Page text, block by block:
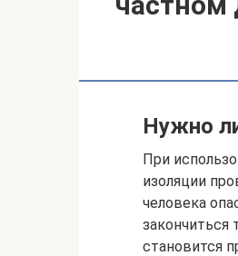
Нужно
При
изоляции
человека
закончиться
становится